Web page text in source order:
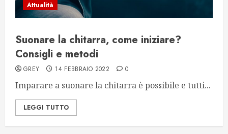
Attualità
Suonare la chitarra, come iniziare?
Consigli e metodi
GREY 14 FEBBRAIO 2022 0
Imparare a suonare la chitarra è possibile e tutti...
LEGGI TUTTO